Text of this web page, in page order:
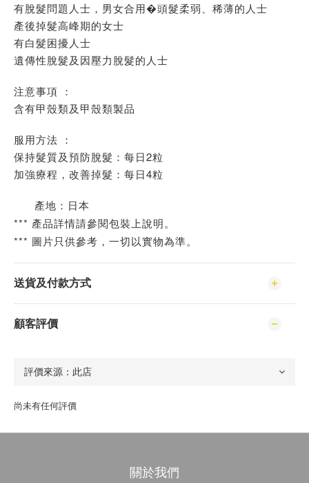
有脫髮問題人士，男女合用�頭髮柔弱、稀薄的人士
產後掉髮高峰期的女士
有白髮困擾人士
遺傳性脫髮及因壓力脫髮的人士
注意事項 ：
含有甲殼類及甲殼類製品
服用方法 ：
保持髮質及預防脫髮：每日2粒
加強療程，改善掉髮：每日4粒
產地：日本
*** 產品詳情請參閱包裝上說明。
*** 圖片只供參考，一切以實物為準。
送貨及付款方式
顧客評價
尚未有任何評價
關於我們